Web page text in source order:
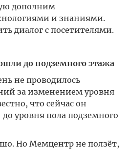
дополним
и знаниями.
диалог с посетителями.
до подземного этажа
не проводилось
за изменением уровня
что сейчас он
уровня пола подземного
Но Мемцентр не ползёт,